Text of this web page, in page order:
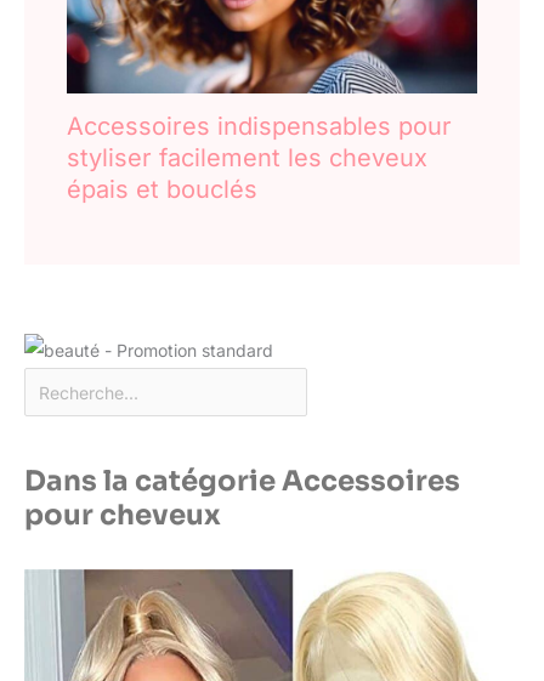
Accessoires indispensables pour
styliser facilement les cheveux
épais et bouclés
Dans la catégorie Accessoires
pour cheveux